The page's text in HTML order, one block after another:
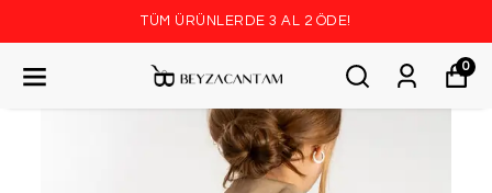
TÜM ÜRÜNLERDE 3 AL 2 ÖDE!
0